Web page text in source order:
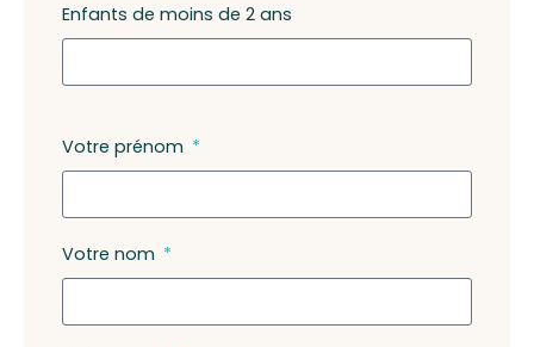
Enfants de moins de 2 ans
Votre prénom
Votre nom